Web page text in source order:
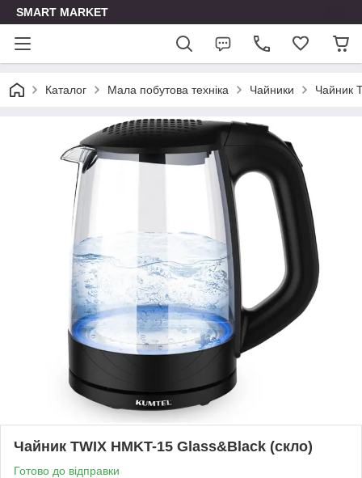
SMART MARKET
Каталог Мала побутова техніка Чайники Чайник
Чайник TWIX HMKT-15 Glass&Black (скло)
Готово до відправки